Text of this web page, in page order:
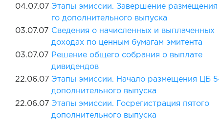
04.07.07 Этапы эмиссии. Завершение
го дополнительного выпуска
03.07.07 Сведения о начисленных и выплаченных
доходах по ценным бумагам эмитента
03.07.07 Решение общего собрания о выплате
дивидендов
22.06.07 Этапы эмиссии. Начало размещения ЦБ
дополнительного выпуска
22.06.07 Этапы эмиссии. Госрегистрация пятого
дополнительного выпуска